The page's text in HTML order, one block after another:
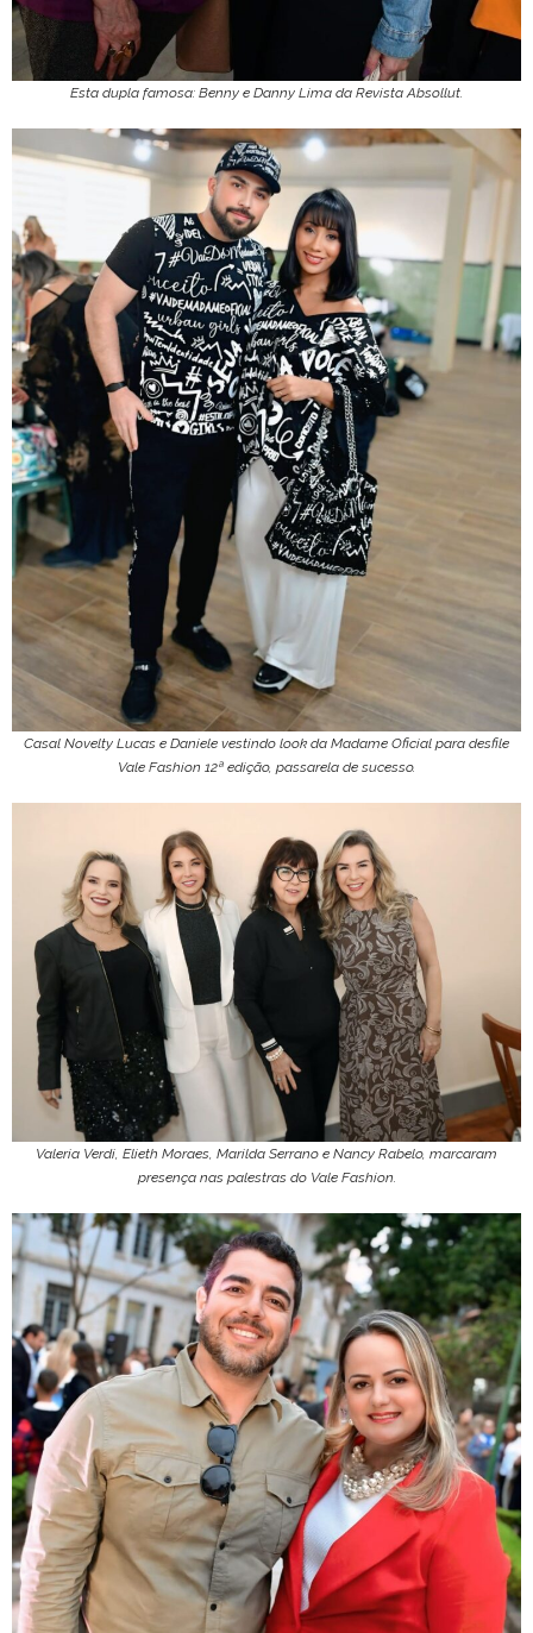
Esta dupla famosa: Benny e Danny Lima da Revista Absollut.
Casal Novelty Lucas e Daniele vestindo look da Madame Oficial para desfile
Vale Fashion 12ª edição, passarela de sucesso.
Valeria Verdi, Elieth Moraes, Marilda Serrano e Nancy Rabelo, marcaram
presença nas palestras do Vale Fashion.